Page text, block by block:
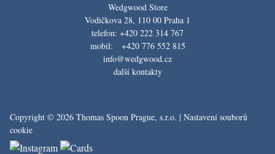
Wedgwood Store
Vodičkova 28, 110 00 Praha 1
telefon: +420 222 314 767
mobil: +420 776 552 815
info@wedgwood.cz
další kontakty
Copyright © 2026 Thomas Spoon Prague, s.r.o. | Nastavení souborů
cookie